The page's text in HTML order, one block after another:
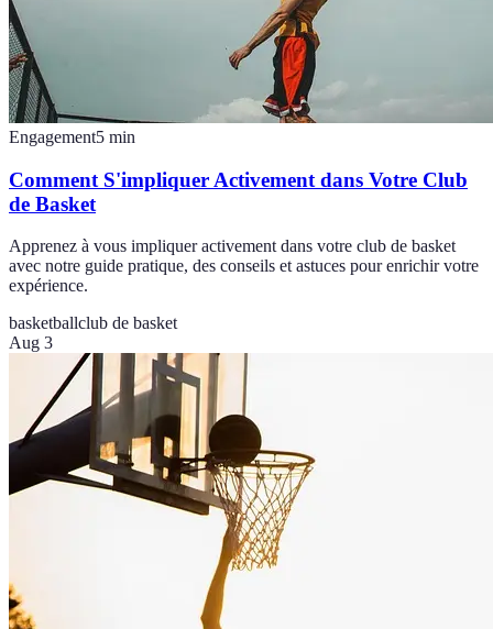
Engagement5 min
Comment S'impliquer Activement dans Votre Club
de Basket
Apprenez à vous impliquer activement dans votre club de basket
avec notre guide pratique, des conseils et astuces pour enrichir votre
expérience.
basketballclub de basket
Aug 3